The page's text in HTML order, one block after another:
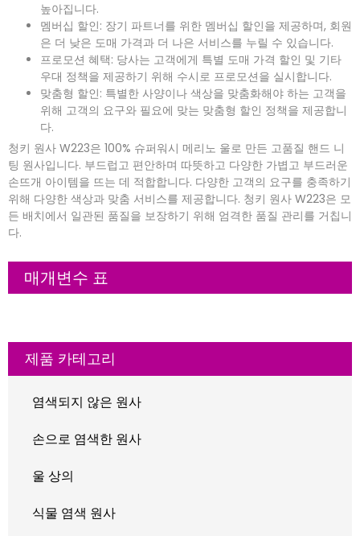
높아집니다.
멤버십 할인: 장기 파트너를 위한 멤버십 할인을 제공하며, 회원
은 더 낮은 도매 가격과 더 나은 서비스를 누릴 수 있습니다.
프로모션 혜택: 당사는 고객에게 특별 도매 가격 할인 및 기타
우대 정책을 제공하기 위해 수시로 프로모션을 실시합니다.
맞춤형 할인: 특별한 사양이나 색상을 맞춤화해야 하는 고객을
위해 고객의 요구와 필요에 맞는 맞춤형 할인 정책을 제공합니
다.
청키 원사 W223은 100% 슈퍼워시 메리노 울로 만든 고품질 핸드 니
팅 원사입니다. 부드럽고 편안하며 따뜻하고 다양한 가볍고 부드러운
손뜨개 아이템을 뜨는 데 적합합니다. 다양한 고객의 요구를 충족하기
위해 다양한 색상과 맞춤 서비스를 제공합니다. 청키 원사 W223은 모
든 배치에서 일관된 품질을 보장하기 위해 엄격한 품질 관리를 거칩니
다.
매개변수 표
제품 카테고리
염색되지 않은 원사
손으로 염색한 원사
울 상의
식물 염색 원사